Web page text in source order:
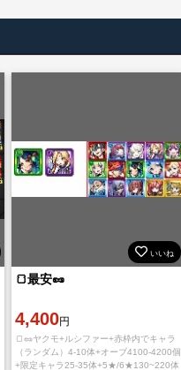
いいね
🍞最安🥜
4,400円
🍞🥜ヤクモ+ルシファー+赤枠内でキャラ
（ランダム）4-10体+オーブ4100-4200個
+限定キャラ25-35体+5★/6★130~220体